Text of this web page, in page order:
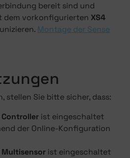
bereit sind und
dem vorkonfigurierten XS4
Montage der Sense
stellen Sie bitte sicher, dass:
Controller ist eingeschaltet
der Online-Konfiguration
Multisensor ist eingeschaltet